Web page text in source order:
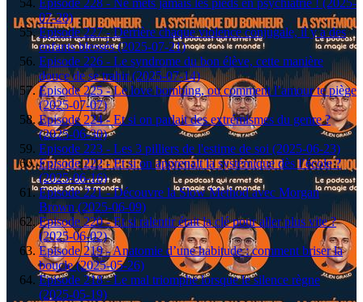
07-28)
Episode 227 - Derrière chaque violence conjugale, il y a des
enfants blessés (2025-07-21)
Episode 226 - Le syndrome du bon élève, cette manière
douce de se trahir (2025-07-14)
Episode 225 - Le love bombing, ou comment l’amour te piège
(2025-07-07)
Episode 224 - Et si on parlait des extrémismes du genre ?
(2025-06-30)
Episode 223 - Les 3 pilliers de l'estime de soi (2025-06-23)
Episode 222 - Et si on apprenait la systémique dès l’école ?
(2025-06-16)
Episode 221 - Découvre la Slow Method avec Morgan
Brown (2025-06-09)
Episode 220 - Et si ralentir était la clé pour aller plus vite ?
(2025-06-02)
Episode 219 - Anatomie d’une habitude : comment briser la
boucle (2025-05-26)
Episode 218 - Le mal triomphe lorsque le silence règne
(2025-05-19)